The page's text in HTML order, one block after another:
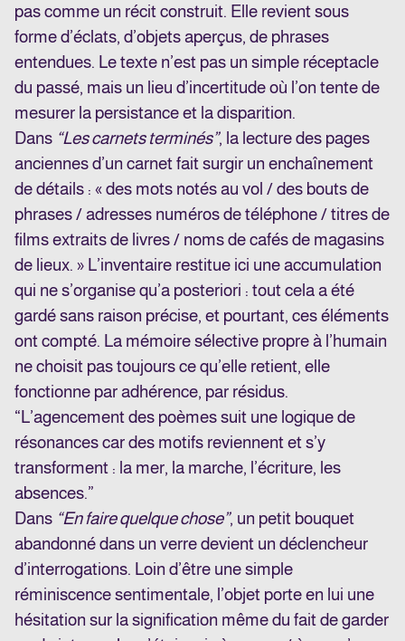
pas comme un récit construit. Elle revient sous
forme d’éclats, d’objets aperçus, de phrases
entendues. Le texte n’est pas un simple réceptacle
du passé, mais un lieu d’incertitude où l’on tente de
mesurer la persistance et la disparition.
Dans “Les carnets terminés”, la lecture des pages
anciennes d’un carnet fait surgir un enchaînement
de détails : « des mots notés au vol / des bouts de
phrases / adresses numéros de téléphone / titres de
films extraits de livres / noms de cafés de magasins
de lieux. » L’inventaire restitue ici une accumulation
qui ne s’organise qu’a posteriori : tout cela a été
gardé sans raison précise, et pourtant, ces éléments
ont compté. La mémoire sélective propre à l’humain
ne choisit pas toujours ce qu’elle retient, elle
fonctionne par adhérence, par résidus.
“L’agencement des poèmes suit une logique de
résonances car des motifs reviennent et s’y
transforment : la mer, la marche, l’écriture, les
absences.”
Dans “En faire quelque chose”, un petit bouquet
abandonné dans un verre devient un déclencheur
d’interrogations. Loin d’être une simple
réminiscence sentimentale, l’objet porte en lui une
hésitation sur la signification même du fait de garder